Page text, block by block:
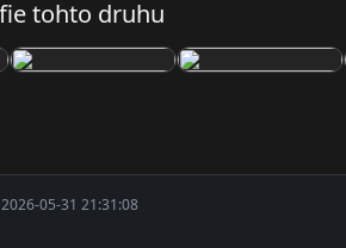
tohto druhu
2026-05-31 21:31:08